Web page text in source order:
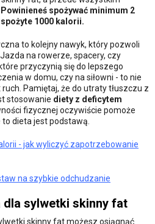
Powinieneś spożywać minimum 2
1000 kalorii.
to kolejny nawyk, który pozwoli
na rowerze, spacery, czy
przyczynią się do lepszego
w domu, czy na siłowni - to nie
Pamiętaj, że do utraty tłuszczu z
stosowanie diety z deficytem
fizycznej oczywiście pomoże
dieta jest podstawą.
- jak wyliczyć zapotrzebowanie
na szybkie odchudzanie
dla sylwetki skinny fat
skinny fat możesz osiągnąć